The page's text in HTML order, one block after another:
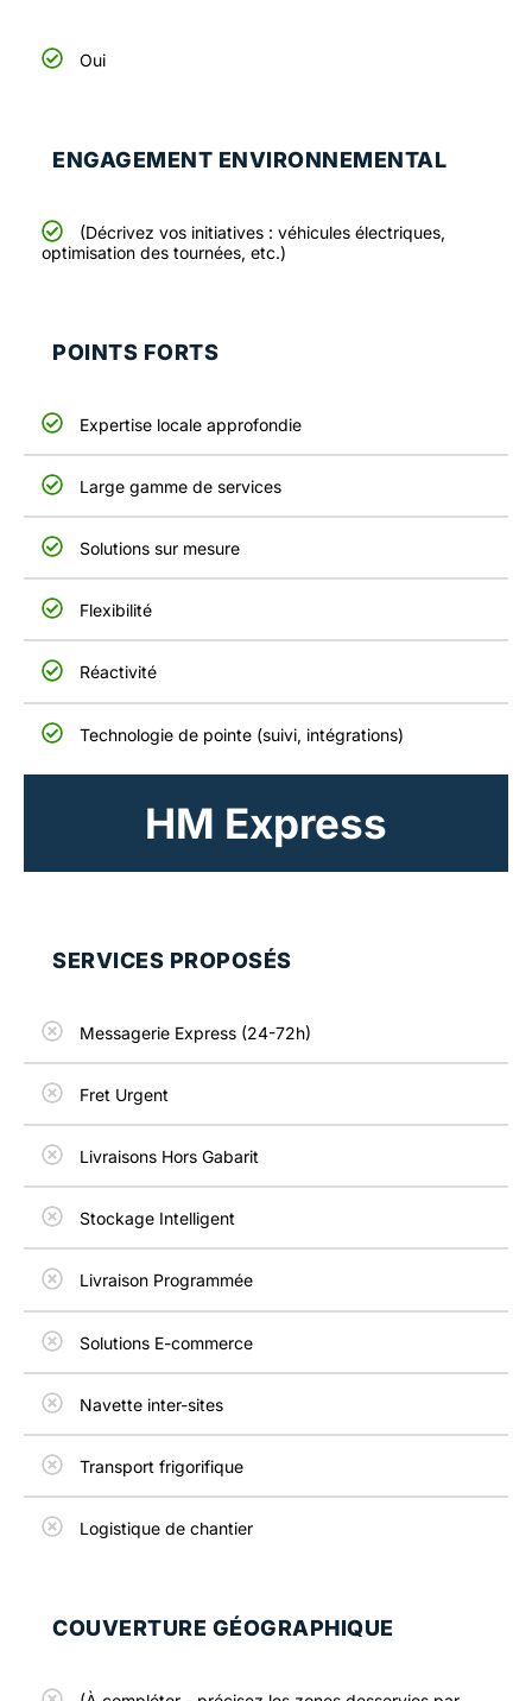
Oui
ENGAGEMENT ENVIRONNEMENTAL
(Décrivez vos initiatives : véhicules électriques,
optimisation des tournées, etc.)
POINTS FORTS
Expertise locale approfondie
Large gamme de services
Solutions sur mesure
Flexibilité
Réactivité
Technologie de pointe (suivi, intégrations)
HM Express
SERVICES PROPOSÉS
Messagerie Express (24-72h)
Fret Urgent
Livraisons Hors Gabarit
Stockage Intelligent
Livraison Programmée
Solutions E-commerce
Navette inter-sites
Transport frigorifique
Logistique de chantier
COUVERTURE GÉOGRAPHIQUE